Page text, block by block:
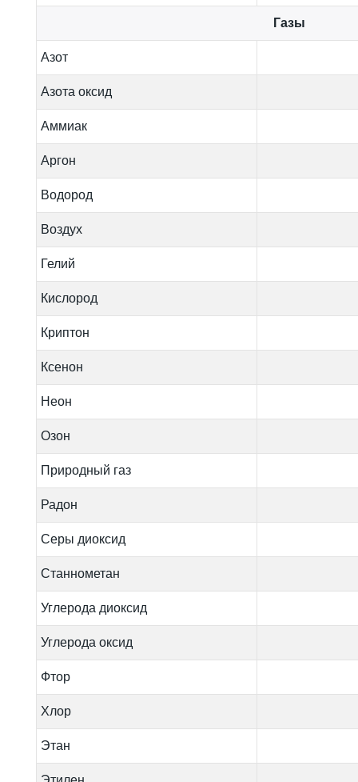
Газы
Азот
Азота оксид
Аммиак
Аргон
Водород
Воздух
Гелий
Кислород
Криптон
Ксенон
Неон
Озон
Природный газ
Радон
Серы диоксид
Станнометан
Углерода диоксид
Углерода оксид
Фтор
Хлор
Этан